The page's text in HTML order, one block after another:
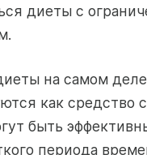
диеты с
на самом деле
как средство
быть
периода